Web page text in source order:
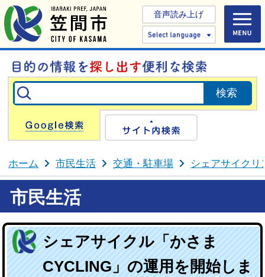
音声読み上げ
Select
Google検索
ホーム 市民生活 交通・駐車場 シェアサイクリ
市民生活
シェアサイクル「かさま
CYCLING」の運用を開始しま